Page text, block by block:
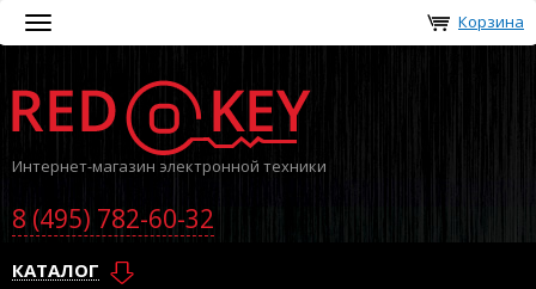
Toggle
navigation
Корзина
Интернет-магазин электронной техники
8 (495) 782-60-32
КАТАЛОГ